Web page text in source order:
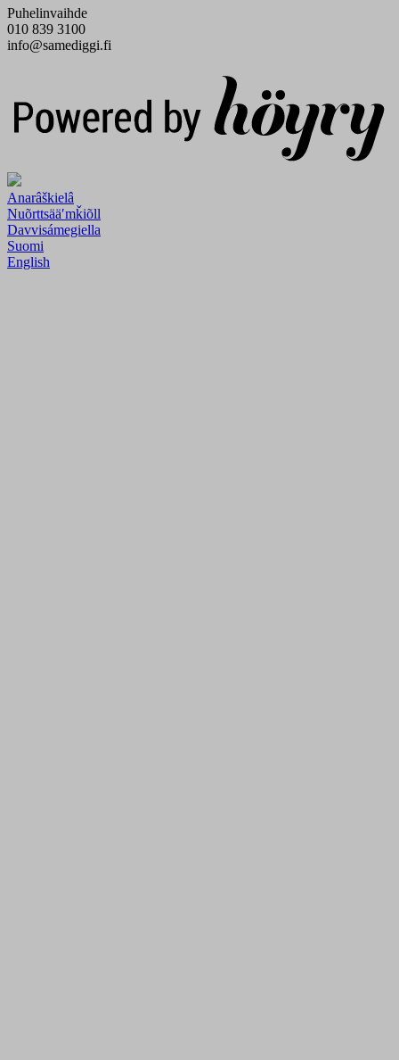
Puhelinvaihde
010 839 3100
info@samediggi.fi
Anarâškielâ
Nuõrttsääʹmǩiõll
Davvisámegiella
Suomi
English